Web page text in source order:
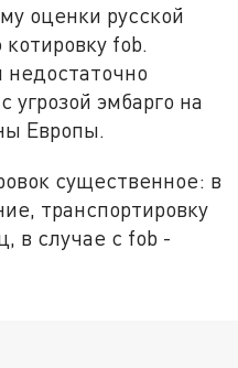
оценки русской
fob.
угрозой эмбарго на
Европы.
существенное: в
транспортировку
в случае с fob -